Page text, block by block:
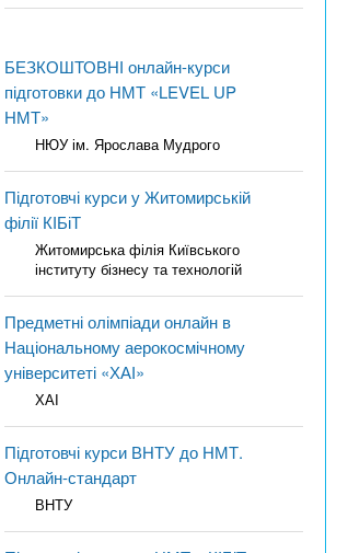
БЕЗКОШТОВНІ онлайн-курси
підготовки до НМТ «LEVEL UP
НМТ»
НЮУ ім. Ярослава Мудрого
Підготовчі курси у Житомирській
філії КІБіТ
Житомирська філія Київського
інституту бізнесу та технологій
Предметні олімпіади онлайн в
Національному аерокосмічному
університеті «ХАІ»
ХАІ
Підготовчі курси ВНТУ до НМТ.
Онлайн-стандарт
ВНТУ